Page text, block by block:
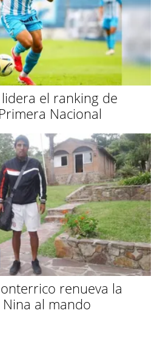
el ranking de
Nacional
renueva la
al mando